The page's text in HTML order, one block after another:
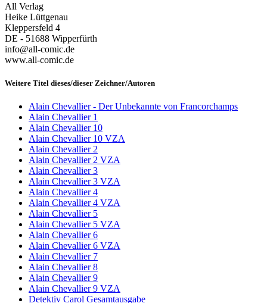
All Verlag
Heike Lüttgenau
Kleppersfeld 4
DE - 51688 Wipperfürth
info@all-comic.de
www.all-comic.de
Weitere Titel dieses/dieser Zeichner/Autoren
Alain Chevallier - Der Unbekannte von Francorchamps
Alain Chevallier 1
Alain Chevallier 10
Alain Chevallier 10 VZA
Alain Chevallier 2
Alain Chevallier 2 VZA
Alain Chevallier 3
Alain Chevallier 3 VZA
Alain Chevallier 4
Alain Chevallier 4 VZA
Alain Chevallier 5
Alain Chevallier 5 VZA
Alain Chevallier 6
Alain Chevallier 6 VZA
Alain Chevallier 7
Alain Chevallier 8
Alain Chevallier 9
Alain Chevallier 9 VZA
Detektiv Carol Gesamtausgabe